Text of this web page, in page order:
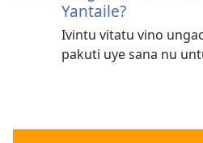
Yantaile?
Ivintu vitatu vino
pakuti uye sana nu